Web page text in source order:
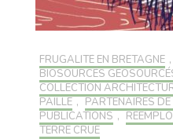
FRUGALITÉ EN BRETAGNE ,
BIOSOURCÉS
COLLECTION
PAILLE , PARTENAIRES
PUBLICATIONS ,
TERRE CRUE